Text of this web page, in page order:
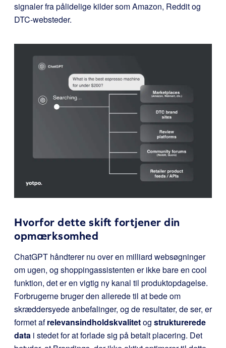
signaler fra pålidelige kilder som Amazon, Reddit og
DTC-websteder.
Hvorfor dette skift fortjener din
opmærksomhed
ChatGPT håndterer nu over en milliard websøgninger
om ugen, og shoppingassistenten er ikke bare en cool
funktion, det er en vigtig ny kanal til produktopdagelse.
Forbrugerne bruger den allerede til at bede om
skræddersyede anbefalinger, og de resultater, de ser, er
formet afrelevansindholdskvalitetog strukturerede
data i stedet for at forlade sig på betalt placering. Det